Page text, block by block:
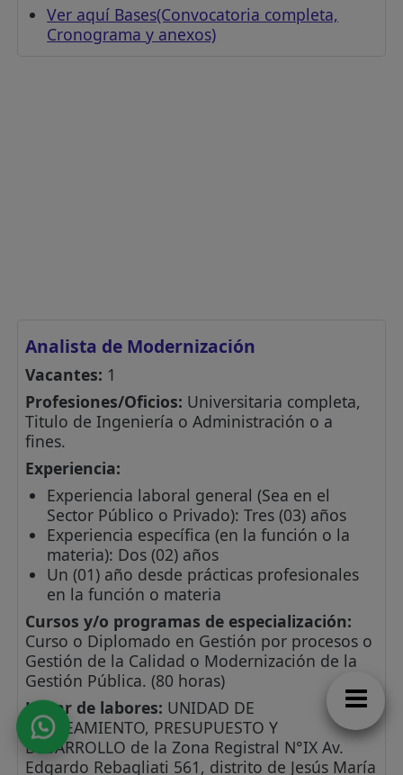
Ver aquí Bases(Convocatoria completa,
Cronograma y anexos)
Analista de Modernización
Vacantes: 1
Profesiones/Oficios: Universitaria completa,
Titulo de Ingeniería o Administración o a
fines.
Experiencia:
Experiencia laboral general (Sea en el
Sector Público o Privado): Tres (03) años
Experiencia específica (en la función o la
materia): Dos (02) años
Un (01) año desde prácticas profesionales
en la función o materia
Cursos y/o programas de especialización:
Curso o Diplomado en Gestión por procesos o
Gestión de la Calidad o Modernización de la
Gestión Pública. (80 horas)
Lugar de labores: UNIDAD DE
PLANEAMIENTO, PRESUPUESTO Y
DESARROLLO de la Zona Registral N°IX Av.
Edgardo Rebagliati 561, distrito de Jesús María